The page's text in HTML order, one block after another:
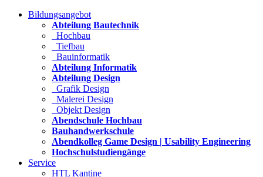
Bildungsangebot
Abteilung Bautechnik
Hochbau
Tiefbau
Bauinformatik
Abteilung Informatik
Abteilung Design
Grafik Design
Malerei Design
Objekt Design
Abendschule Hochbau
Bauhandwerkschule
Abendkolleg Game Design | Usability Engineering
Hochschulstudiengänge
Service
HTL Kantine